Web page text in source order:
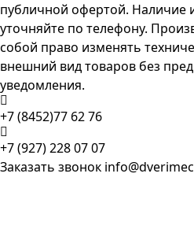
публичной офертой. Наличие
уточняйте по телефону.
собой право изменять
внешний вид товаров без
уведомления.
+7 (8452)77 62 76
+7 (927) 228 07 07
Заказать звонок